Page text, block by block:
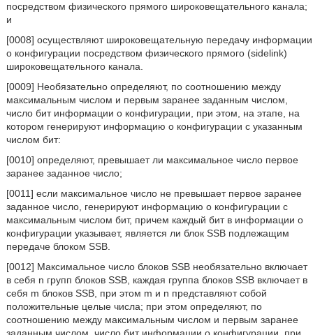
посредством физического прямого широковещательного канала;
и
[0008] осуществляют широковещательную передачу информации
о конфигурации посредством физического прямого (sidelink)
широковещательного канала.
[0009] Необязательно определяют, по соотношению между
максимальным числом и первым заранее заданным числом,
число бит информации о конфигурации, при этом, на этапе, на
котором генерируют информацию о конфигурации с указанным
числом бит:
[0010] определяют, превышает ли максимальное число первое
заранее заданное число;
[0011] если максимальное число не превышает первое заранее
заданное число, генерируют информацию о конфигурации с
максимальным числом бит, причем каждый бит в информации о
конфигурации указывает, является ли блок SSB подлежащим
передаче блоком SSB.
[0012] Максимальное число блоков SSB необязательно включает
в себя n групп блоков SSB, каждая группа блоков SSB включает в
себя m блоков SSB, при этом m и n представляют собой
положительные целые числа; при этом определяют, по
соотношению между максимальным числом и первым заранее